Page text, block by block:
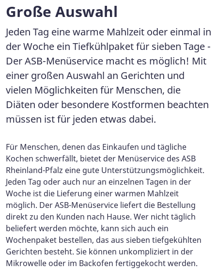
Große Auswahl
Jeden Tag eine warme Mahlzeit oder einmal in
der Woche ein Tiefkühlpaket für sieben Tage -
Der ASB-Menüservice macht es möglich! Mit
einer großen Auswahl an Gerichten und
vielen Möglichkeiten für Menschen, die
Diäten oder besondere Kostformen beachten
müssen ist für jeden etwas dabei.
Für Menschen, denen das Einkaufen und tägliche
Kochen schwerfällt, bietet der Menüservice des ASB
Rheinland-Pfalz eine gute Unterstützungsmöglichkeit.
Jeden Tag oder auch nur an einzelnen Tagen in der
Woche ist die Lieferung einer warmen Mahlzeit
möglich. Der ASB-Menüservice liefert die Bestellung
direkt zu den Kunden nach Hause. Wer nicht täglich
beliefert werden möchte, kann sich auch ein
Wochenpaket bestellen, das aus sieben tiefgekühlten
Gerichten besteht. Sie können unkompliziert in der
Mikrowelle oder im Backofen fertiggekocht werden.